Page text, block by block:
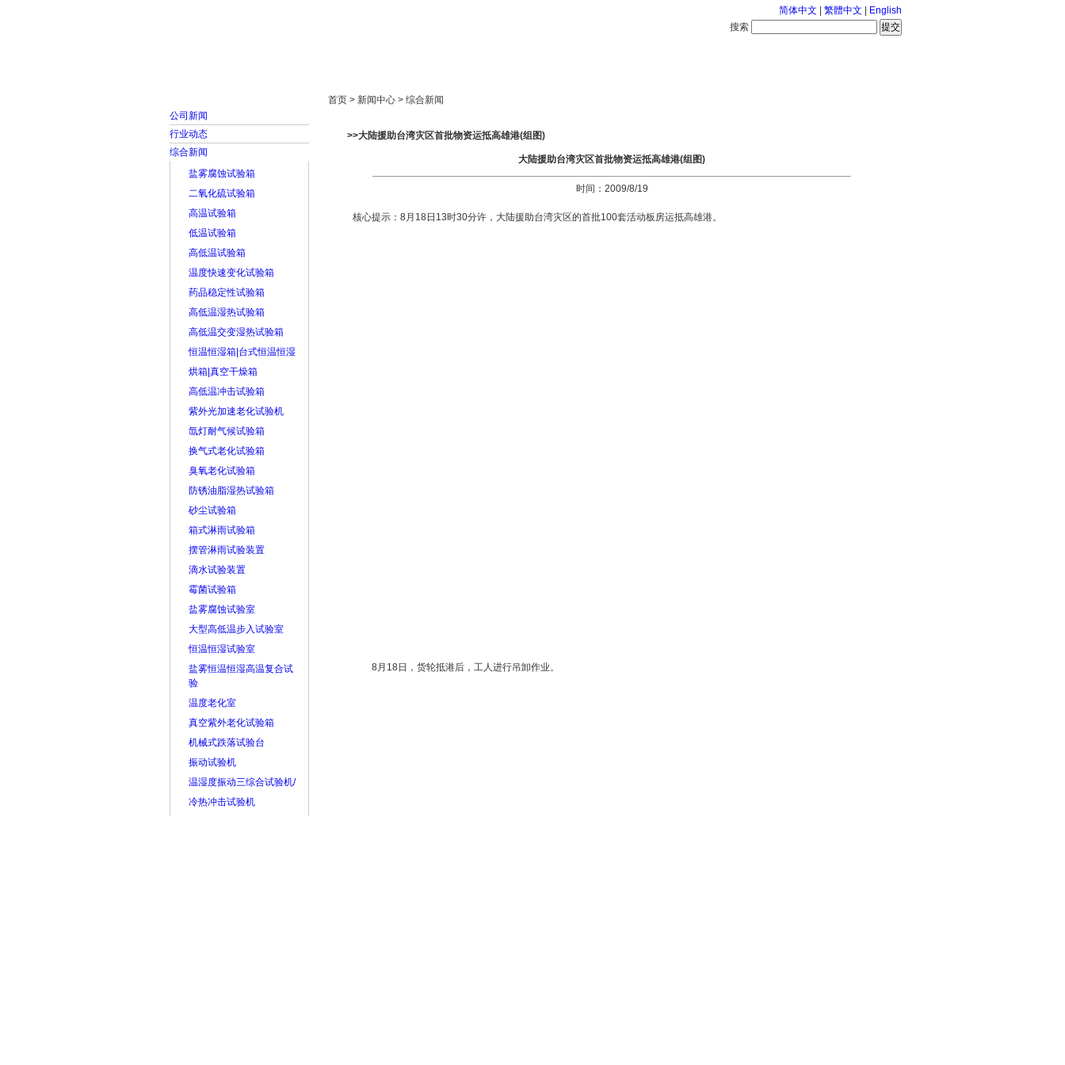
简体中文 繁體中文
English
搜索
公司新闻
行业动态
综合新闻
盐雾腐蚀试验箱
二氧化硫试验箱
高温试验箱
低温试验箱
高低温试验箱
温度快速变化试验箱
药品稳定性试验箱
高低温湿热试验箱
高低温交变湿热试验箱
恒温恒湿箱|台式恒温恒湿
烘箱|真空干燥箱
高低温冲击试验箱
紫外光加速老化试验机
氙灯耐气候试验箱
换气式老化试验箱
臭氧老化试验箱
防锈油脂湿热试验箱
砂尘试验箱
箱式淋雨试验箱
摆管淋雨试验装置
滴水试验装置
霉菌试验箱
盐雾腐蚀试验室
大型高低温步入试验室
恒温恒湿试验室
盐雾恒温恒湿高温复合试
验
温度老化室
真空紫外老化试验箱
机械式跌落试验台
振动试验机
温湿度振动三综合试验机/
冷热冲击试验机
首页 > 新闻中心 > 综合新闻
>>大陆援助台湾灾区首批物资运抵高雄港(组图)
大陆援助台湾灾区首批物资运抵高雄港(组图)
时间：2009/8/19
核心提示：8月18日13时30分许，大陆援助台湾灾区的首批100套活动板房运抵高雄港。
8月18日，货轮抵港后，工人进行吊卸作业。